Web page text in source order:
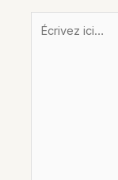
Écrivez
ici…